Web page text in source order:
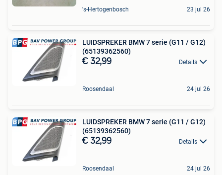
's-Hertogenbosch 23 jul 26
LUIDSPREKER BMW 7 serie (G11 / G12)
(65139362560)
€ 32,99 Details
Roosendaal 24 jul 26
LUIDSPREKER BMW 7 serie (G11 / G12)
(65139362560)
€ 32,99 Details
Roosendaal 24 jul 26